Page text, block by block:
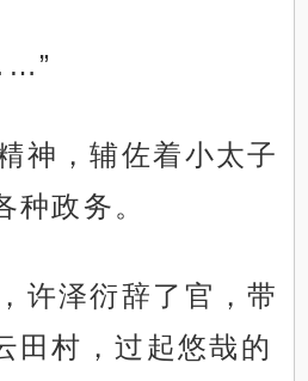
神，辅佐着小太子
种政务。
许泽衍辞了官，带
田村，过起悠哉的